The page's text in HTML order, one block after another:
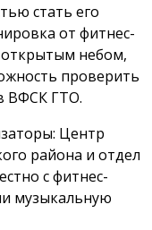
стать его
от фитнес-
небом,
проверить
ВФСК ГТО.
Центр
района и отдел
с фитнес-
музыкальную